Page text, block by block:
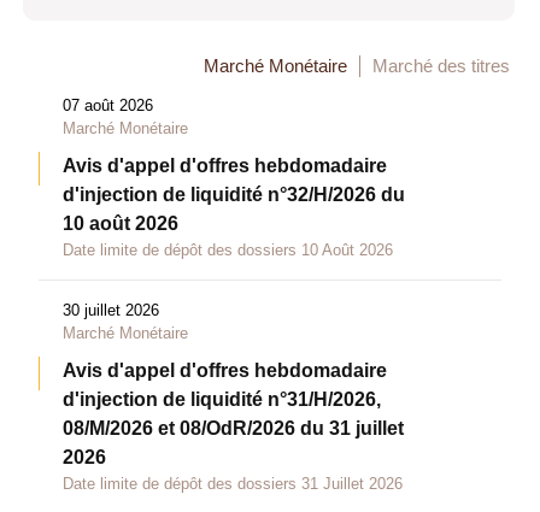
Marché Monétaire Marché des titres
07 août 2026
Marché Monétaire
Avis d'appel d'offres hebdomadaire
d'injection de liquidité n°32/H/2026 du
10 août 2026
Date limite de dépôt des dossiers 10 Août 2026
30 juillet 2026
Marché Monétaire
Avis d'appel d'offres hebdomadaire
d'injection de liquidité n°31/H/2026,
08/M/2026 et 08/OdR/2026 du 31 juillet
2026
Date limite de dépôt des dossiers 31 Juillet 2026